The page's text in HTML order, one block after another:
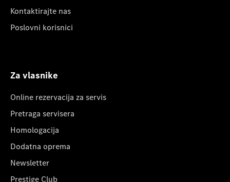
Kontaktirajte nas
Poslovni korisnici
Za vlasnike
Online rezervacija za servis
Pretraga servisera
Homologacija
Dodatna oprema
Newsletter
Prestige Club